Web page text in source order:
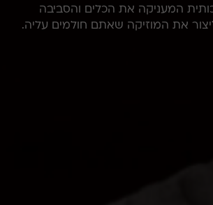
המעניקה את הכלים והסביבה
את המוזיקה שאתם חולמים עליה.